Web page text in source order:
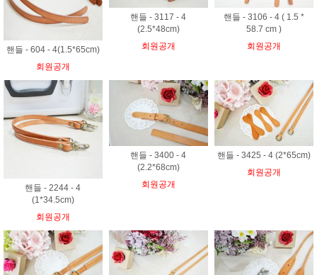
핸들 - 604 - 4(1.5*65cm)
회원공개
핸들 - 3117 - 4
(2.5*48cm)
회원공개
핸들 - 3106 - 4 ( 1.5 *
58.7 cm )
회원공개
핸들 - 2244 - 4
(1*34.5cm)
회원공개
핸들 - 3400 - 4
(2.2*68cm)
회원공개
핸들 - 3425 - 4 (2*65cm)
회원공개